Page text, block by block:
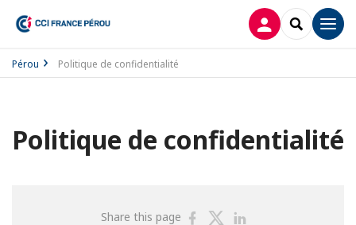
CONECTARSE
SEARCH
Pérou Politique de confidentialité
Politique de confidentialité
Share this page
ShareShare